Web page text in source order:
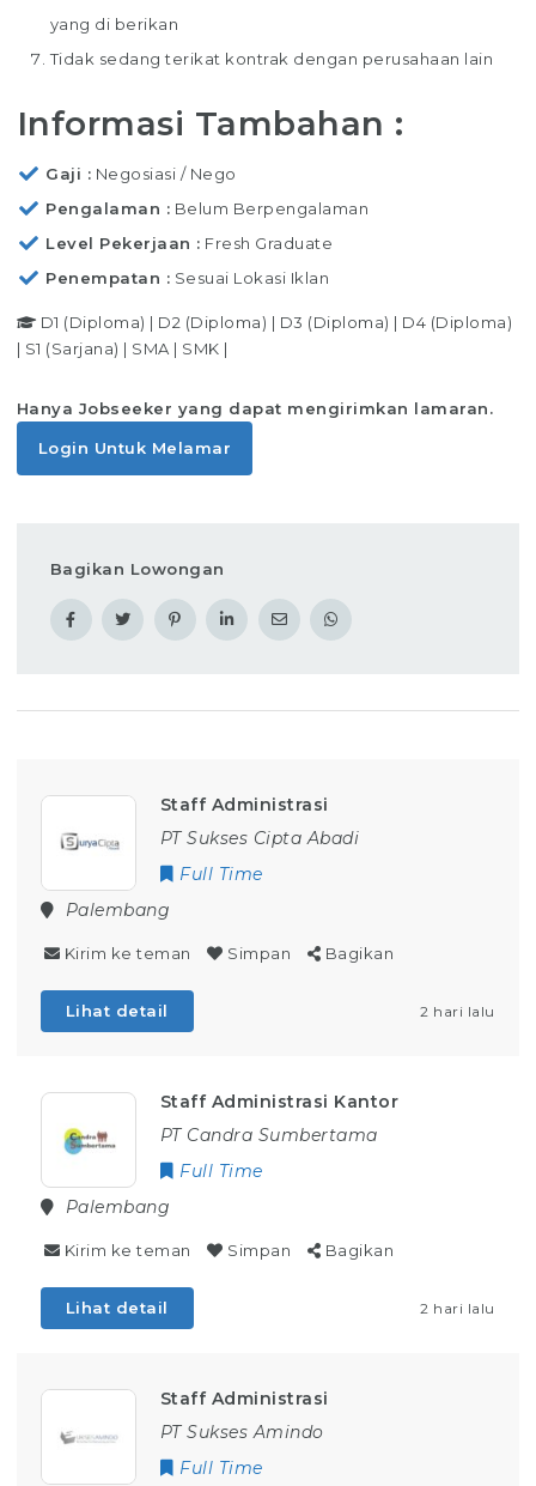
yang di berikan
Tidak sedang terikat kontrak dengan perusahaan lain
Informasi Tambahan :
Gaji
Negosiasi / Nego
Pengalaman
Belum Berpengalaman
Level Pekerjaan
Fresh Graduate
Penempatan
Sesuai Lokasi Iklan
D1 (Diploma) | D2 (Diploma) | D3 (Diploma) | D4 (Diploma)
| S1 (Sarjana) | SMA | SMK |
Hanya Jobseeker yang dapat mengirimkan lamaran.
Login Untuk Melamar
Bagikan Lowongan
Staff Administrasi
PT Sukses Cipta Abadi
Full Time
Palembang
Kirim ke teman Simpan Bagikan
Lihat detail 2 hari lalu
Staff Administrasi Kantor
PT Candra Sumbertama
Full Time
Palembang
Kirim ke teman Simpan Bagikan
Lihat detail 2 hari lalu
Staff Administrasi
PT Sukses Amindo
Full Time